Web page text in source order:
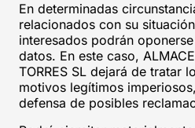
En determinadas
relacionados con su
interesados podrán
datos. En este caso,
TORRES SL dejará de tratar
motivos legítimos
defensa de posibles